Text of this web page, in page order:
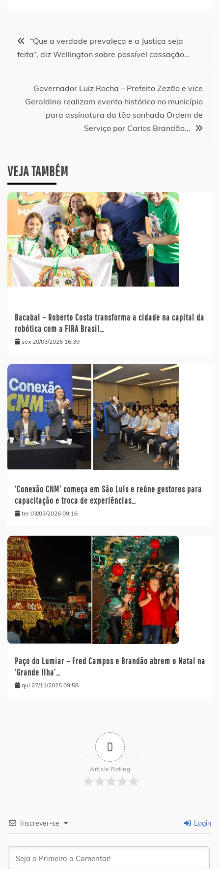
Navegação
“Que a verdade prevaleça e a Justiça seja
feita”, diz Wellington sobre possível cassação…
Governador Luiz Rocha – Prefeito Zezão e vice
Geraldina realizam evento histórico no município
para assinatura da tão sonhada Ordem de
Serviço por Carlos Brandão…
VEJA TAMBÉM
Bacabal – Roberto Costa transforma a cidade na capital da
robótica com a FIRA Brasil…
sex 20/03/2026 16:39
‘Conexão CNM’ começa em São Luís e reúne gestores para
capacitação e troca de experiências…
ter 03/03/2026 09:16
Paço do Lumiar – Fred Campos e Brandão abrem o Natal na
‘Grande Ilha’…
qui 27/11/2025 09:58
0
Article Rating
Inscrever-se Login